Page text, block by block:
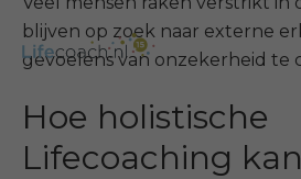
blijven op zoek naar externe
gevoelens van onzekerheid te
Hoe holistische
Lifecoaching